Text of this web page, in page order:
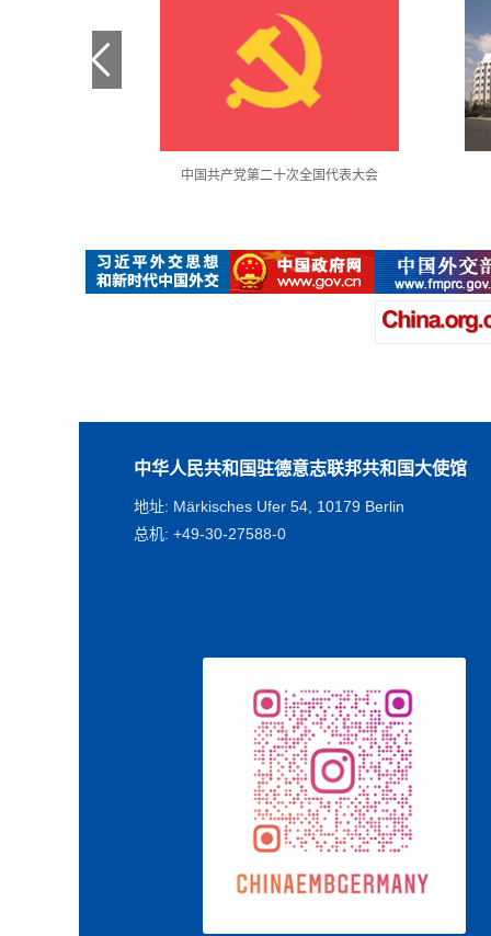
中国共产党第二十次全国代表大会
中华人民共和国驻德意志联邦共和国大使馆
地址: Märkisches Ufer 54, 10179 Berlin
总机: +49-30-27588-0